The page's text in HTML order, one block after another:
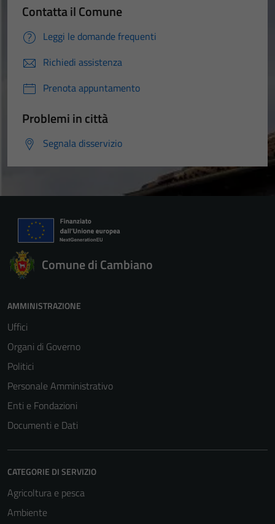
Contatta il Comune
Leggi le domande frequenti
Richiedi assistenza
Prenota appuntamento
Problemi in città
Segnala disservizio
Comune di Cambiano
AMMINISTRAZIONE
Uffici
Organi di Governo
Politici
Personale Amministrativo
Enti e Fondazioni
Documenti e Dati
CATEGORIE DI SERVIZIO
Agricoltura e pesca
Ambiente